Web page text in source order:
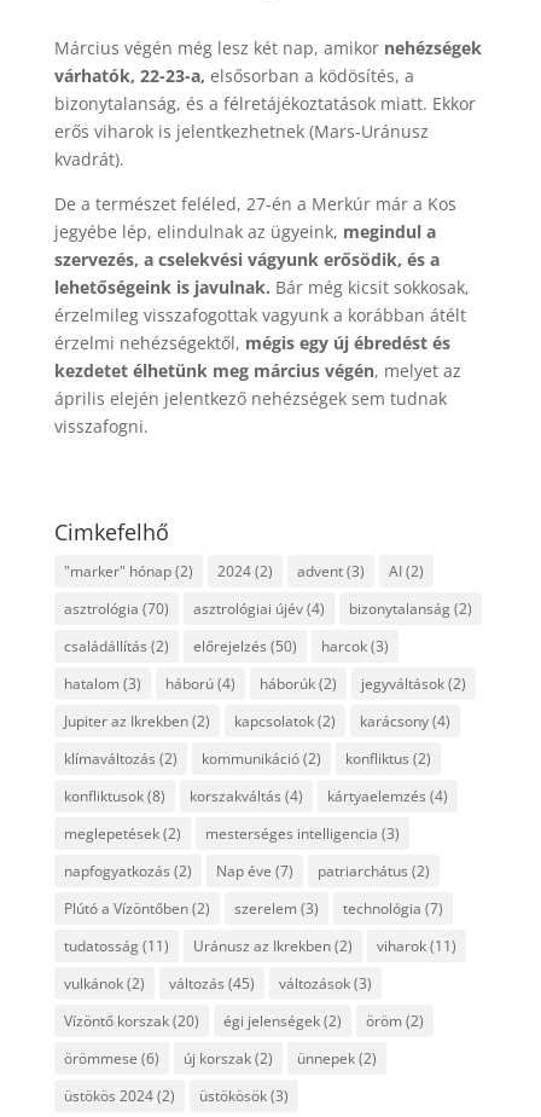
Március végén még lesz két nap, amikor nehézségek
várhatók, 22-23-a, elsősorban a ködösítés, a
bizonytalanság, és a félretájékoztatások miatt. Ekkor
erős viharok is jelentkezhetnek (Mars-Uránusz
kvadrát).
De a természet feléled, 27-én a Merkúr már a Kos
jegyébe lép, elindulnak az ügyeink, megindul a
szervezés, a cselekvési vágyunk erősödik, és a
lehetőségeink is javulnak. Bár még kicsit sokkosak,
érzelmileg visszafogottak vagyunk a korábban átélt
érzelmi nehézségektől, mégis egy új ébredést és
kezdetet élhetünk meg március végén, melyet az
április elején jelentkező nehézségek sem tudnak
visszafogni.
Cimkefelhő
"marker" hónap(2) 2024(2) advent(3) AI(2)
asztrológia (70) asztrológiai újév(4) bizonytalanság(2)
családállítás (2) előrejelzés (50) harcok(3)
hatalom (3) háború(4) háborúk(2) jegyváltások(2)
Jupiter az Ikrekben(2) kapcsolatok(2) karácsony(4)
klímaváltozás (2) kommunikáció(2) konfliktus (2)
konfliktusok(8) korszakváltás (4) kártyaelemzés (4)
meglepetések(2) mesterséges intelligencia (3)
napfogyatkozás (2) Nap éve (7) patriarchátus (2)
Plútó a Vízöntőben(2) szerelem (3) technológia (7)
tudatosság(11) Uránusz az Ikrekben(2) viharok(11)
vulkánok(2) változás (45) változások(3)
Vízöntő korszak(20) égi jelenségek(2) öröm (2)
örömmese (6) új korszak(2) ünnepek(2)
üstökös 2024(2) üstökösök(3)